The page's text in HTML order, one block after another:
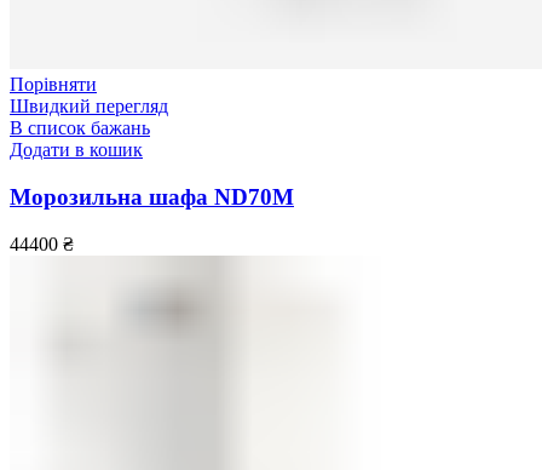
Порівняти
Швидкий перегляд
В список бажань
Додати в кошик
Морозильна шафа ND70М
44400 ₴